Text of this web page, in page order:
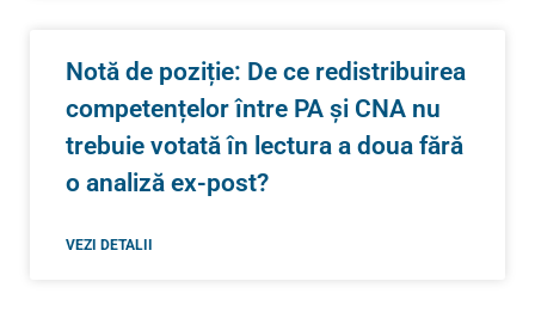
Notă de poziție: De ce redistribuirea
competențelor între PA și CNA nu
trebuie votată în lectura a doua fără
o analiză ex-post?
VEZI DETALII